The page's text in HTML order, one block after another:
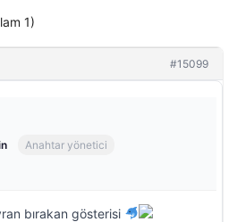
1)
#15099
Anahtar yönetici
bırakan gösterisi